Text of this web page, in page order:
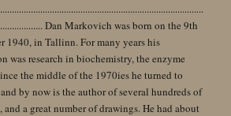
Dan Markovich was born on the 9th
1940, in Tallinn. For many years his
was research in biochemistry, the enzyme
the middle of the 1970ies he turned to
by now is the author of several hundreds of
and a great number of drawings. He had about